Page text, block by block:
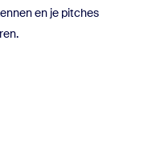
en je pitches